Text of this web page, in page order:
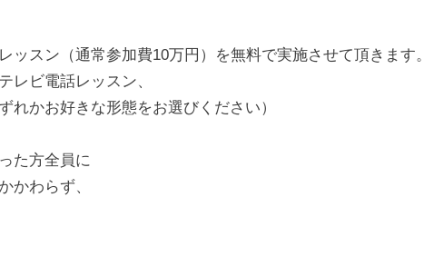
ッスン（通常参加費10万円）を無料で実施させて頂きます。
レビ電話レッスン、
れかお好きな形態をお選びください）
た方全員に
かわらず、